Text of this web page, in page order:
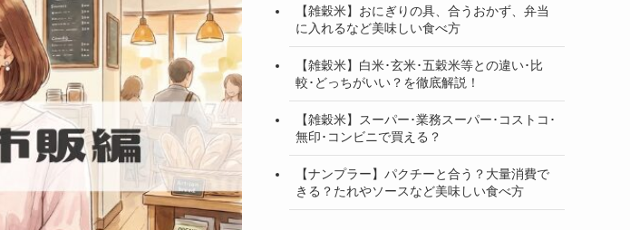
【雑穀米】おにぎりの具、合うおかず、弁当
に入れるなど美味しい食べ方
【雑穀米】白米･玄米･五穀米等との違い･比
較･どっちがいい？を徹底解説！
【雑穀米】スーパー･業務スーパー･コストコ･
無印･コンビニで買える？
【ナンプラー】パクチーと合う？大量消費で
きる？たれやソースなど美味しい食べ方